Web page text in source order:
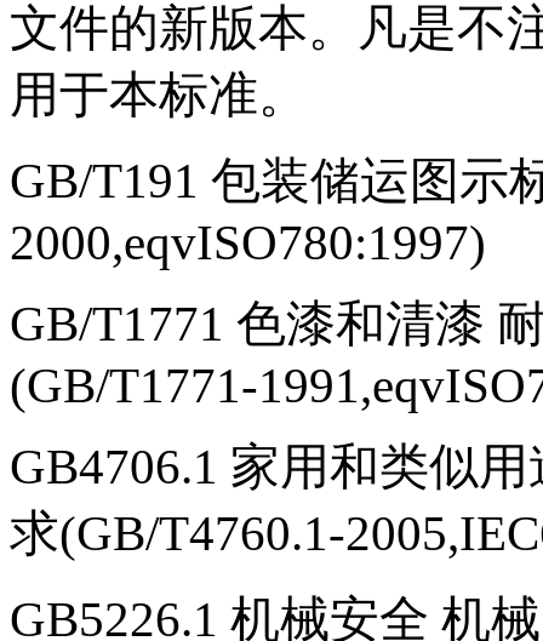
文件的新版本。凡是不
用于本标准。
GB/T191 包装储运图示
2000,eqvISO780:1997)
GB/T1771 色漆和清漆
(GB/T1771-
GB4706.1 家用和类似
求(GB/T4760.1-
GB5226.1 机械安全 机